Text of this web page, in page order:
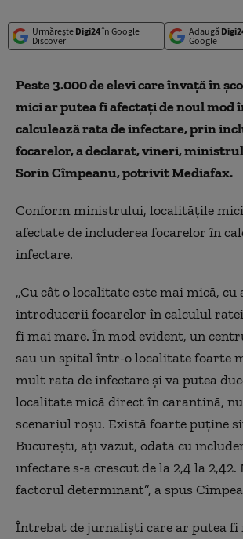
Urmărește Digi24în Google
Discover
Adaugă
Google
Peste 3.000 de elevi care învață în
mici ar putea fi afectați de noul mod
calculează rata de infectare, prin
focarelor, a declarat, vineri,
Sorin Cîmpeanu, potrivit Mediafax.
Conform ministrului, localitățile
afectate de includerea focarelor în
infectare.
„Cu cât o localitate este mai mică,
introducerii focarelor în calculul
fi mai mare. În mod evident, un
sau un spital într-o localitate foarte
mult rata de infectare și va putea
localitate mică direct în carantină,
scenariul roșu. Există foarte puține
București, ați văzut, odată cu
infectare s-a crescut de la 2,4 la 2,42.
factorul determinant”, a spus
Întrebat de jurnaliști care ar putea